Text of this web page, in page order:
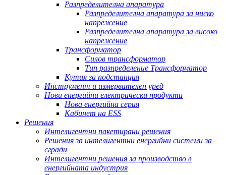
Разпределителна апаратура
Разпределителна апаратура за ниско
напрежение
Разпределителна апаратура за високо
напрежение
Трансформатор
Силов трансформатор
Тип разпределение Трансформатор
Кутия за подстанция
Инструмент и измервателен уред
Нови енергийни електрически продукти
Нова енергийна серия
Кабинет на ESS
Решения
Интелигентни пакетирани решения
Решения за интелигентни енергийни системи за
сгради
Интелигентни решения за производство в
енергийната индустрия